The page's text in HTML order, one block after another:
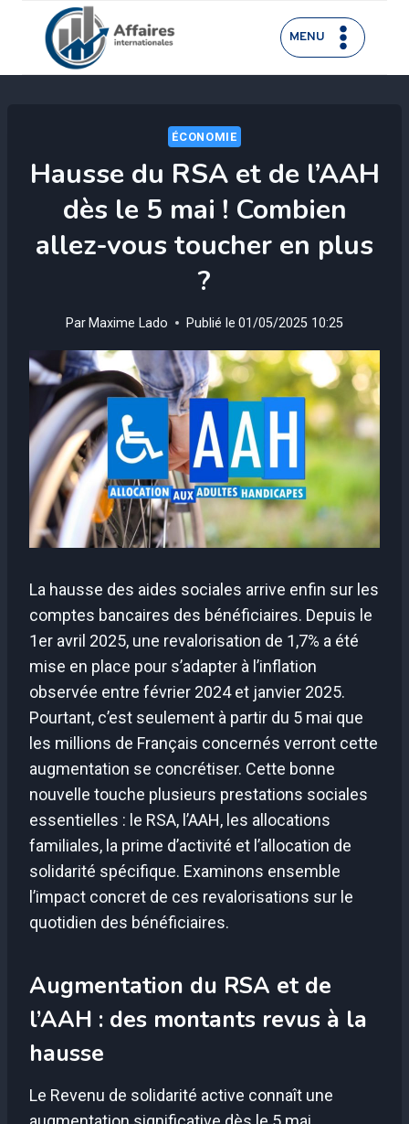
contenu
MENU
ÉCONOMIE
Hausse du RSA et de l’AAH
dès le 5 mai ! Combien
allez-vous toucher en plus
?
Par Maxime Lado Publié le 01/05/2025 10:25
La hausse des aides sociales arrive enfin sur les
comptes bancaires des bénéficiaires. Depuis le
1er avril 2025, une revalorisation de 1,7% a été
mise en place pour s’adapter à l’inflation
observée entre février 2024 et janvier 2025.
Pourtant, c’est seulement à partir du 5 mai que
les millions de Français concernés verront cette
augmentation se concrétiser. Cette bonne
nouvelle touche plusieurs prestations sociales
essentielles : le RSA, l’AAH, les allocations
familiales, la prime d’activité et l’allocation de
solidarité spécifique. Examinons ensemble
l’impact concret de ces revalorisations sur le
quotidien des bénéficiaires.
Augmentation du RSA et de
l’AAH : des montants revus à la
hausse
Le Revenu de solidarité active connaît une